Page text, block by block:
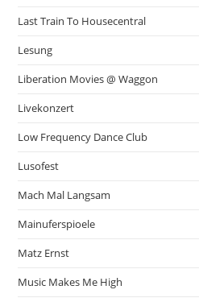
Last Train To Housecentral
Lesung
Liberation Movies @ Waggon
Livekonzert
Low Frequency Dance Club
Lusofest
Mach Mal Langsam
Mainuferspioele
Matz Ernst
Music Makes Me High